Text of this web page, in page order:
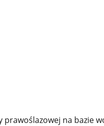
prawoślazowej na bazie